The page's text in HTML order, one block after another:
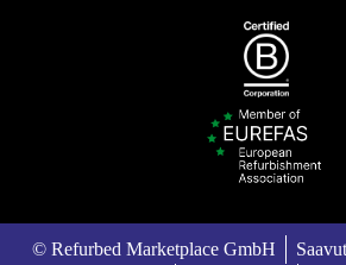
© Refurbed Marketplace GmbH